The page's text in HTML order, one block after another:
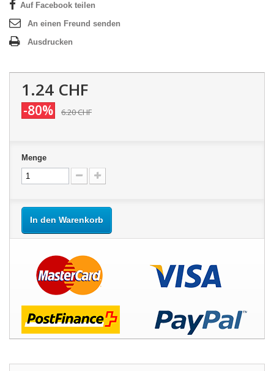
Auf Facebook teilen
An einen Freund senden
Ausdrucken
1.24 CHF
-80% 6.20 CHF
Menge
In den Warenkorb